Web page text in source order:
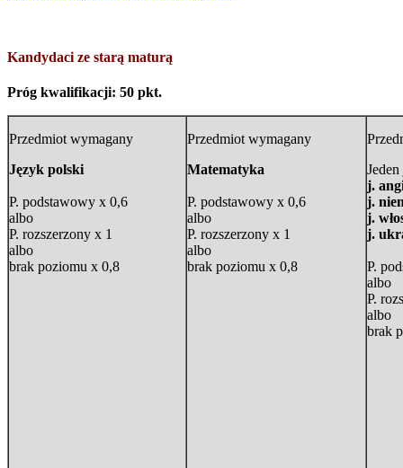
Kandydaci ze starą maturą
Próg kwalifikacji: 50 pkt.
Przedmiot wymagany
Język polski
P. podstawowy x 0,6
albo
P. rozszerzony x 1
albo
brak poziomu x 0,8
Przedmiot wymagany
Matematyka
P. podstawowy x 0,6
albo
P. rozszerzony x 1
albo
brak poziomu x 0,8
j.
j.
j.
j.
P.
albo
P.
albo
brak